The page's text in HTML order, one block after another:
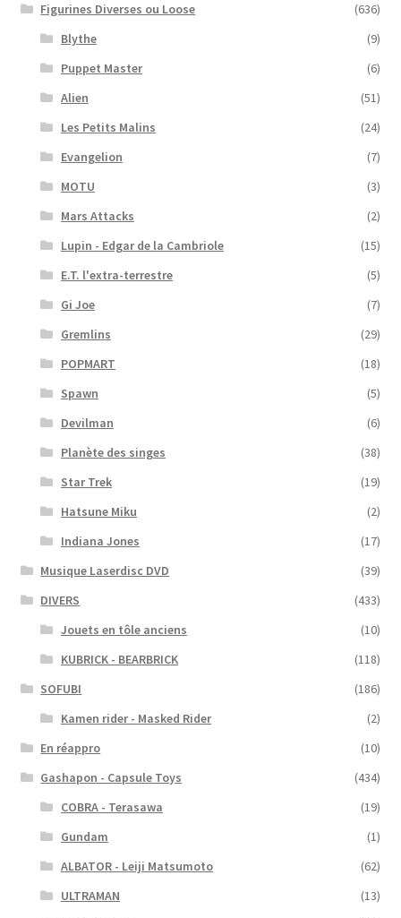
Figurines Diverses ou Loose
(636)
Blythe
(9)
Puppet Master
(6)
Alien
(51)
Les Petits Malins
(24)
Evangelion
(7)
MOTU
(3)
Mars Attacks
(2)
Lupin - Edgar de la Cambriole
(15)
E.T. l'extra-terrestre
(5)
Gi Joe
(7)
Gremlins
(29)
POPMART
(18)
Spawn
(5)
Devilman
(6)
Planète des singes
(38)
Star Trek
(19)
Hatsune Miku
(2)
Indiana Jones
(17)
Musique Laserdisc DVD
(39)
DIVERS
(433)
Jouets en tôle anciens
(10)
KUBRICK - BEARBRICK
(118)
SOFUBI
(186)
Kamen rider - Masked Rider
(2)
En réappro
(10)
Gashapon - Capsule Toys
(434)
COBRA - Terasawa
(19)
Gundam
(1)
ALBATOR - Leiji Matsumoto
(62)
ULTRAMAN
(13)